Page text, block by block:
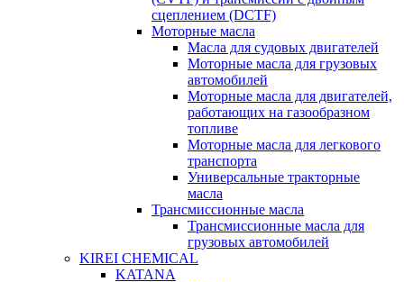
сцеплением (DCTF)
Моторные масла
Масла для судовых двигателей
Моторные масла для грузовых
автомобилей
Моторные масла для двигателей,
работающих на газообразном
топливе
Моторные масла для легкового
транспорта
Универсальные тракторные
масла
Трансмиссионные масла
Трансмиссионные масла для
грузовых автомобилей
KIREI CHEMICAL
KATANA